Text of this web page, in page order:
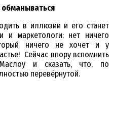
в иллюзии и его станет
и маркетологи: нет ничего
ничего не хочет и у
Сейчас впору вспомнить
и сказать, что, по
перевёрнутой.